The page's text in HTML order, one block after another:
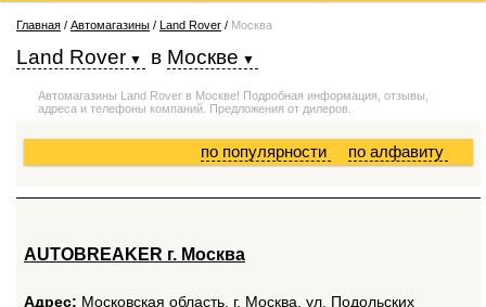
Главная / Автомагазины / Land Rover / Москва
Land Rover в Москве
Автомагазины Land Rover в Москве! Подробная информация, отзывы,
адреса и телефоны компаний. Предложения от дилеров.
по алфавиту
по популярности
AUTOBREAKER г. Москва
Адрес: Московская область, г. Москва, ул. Подольских